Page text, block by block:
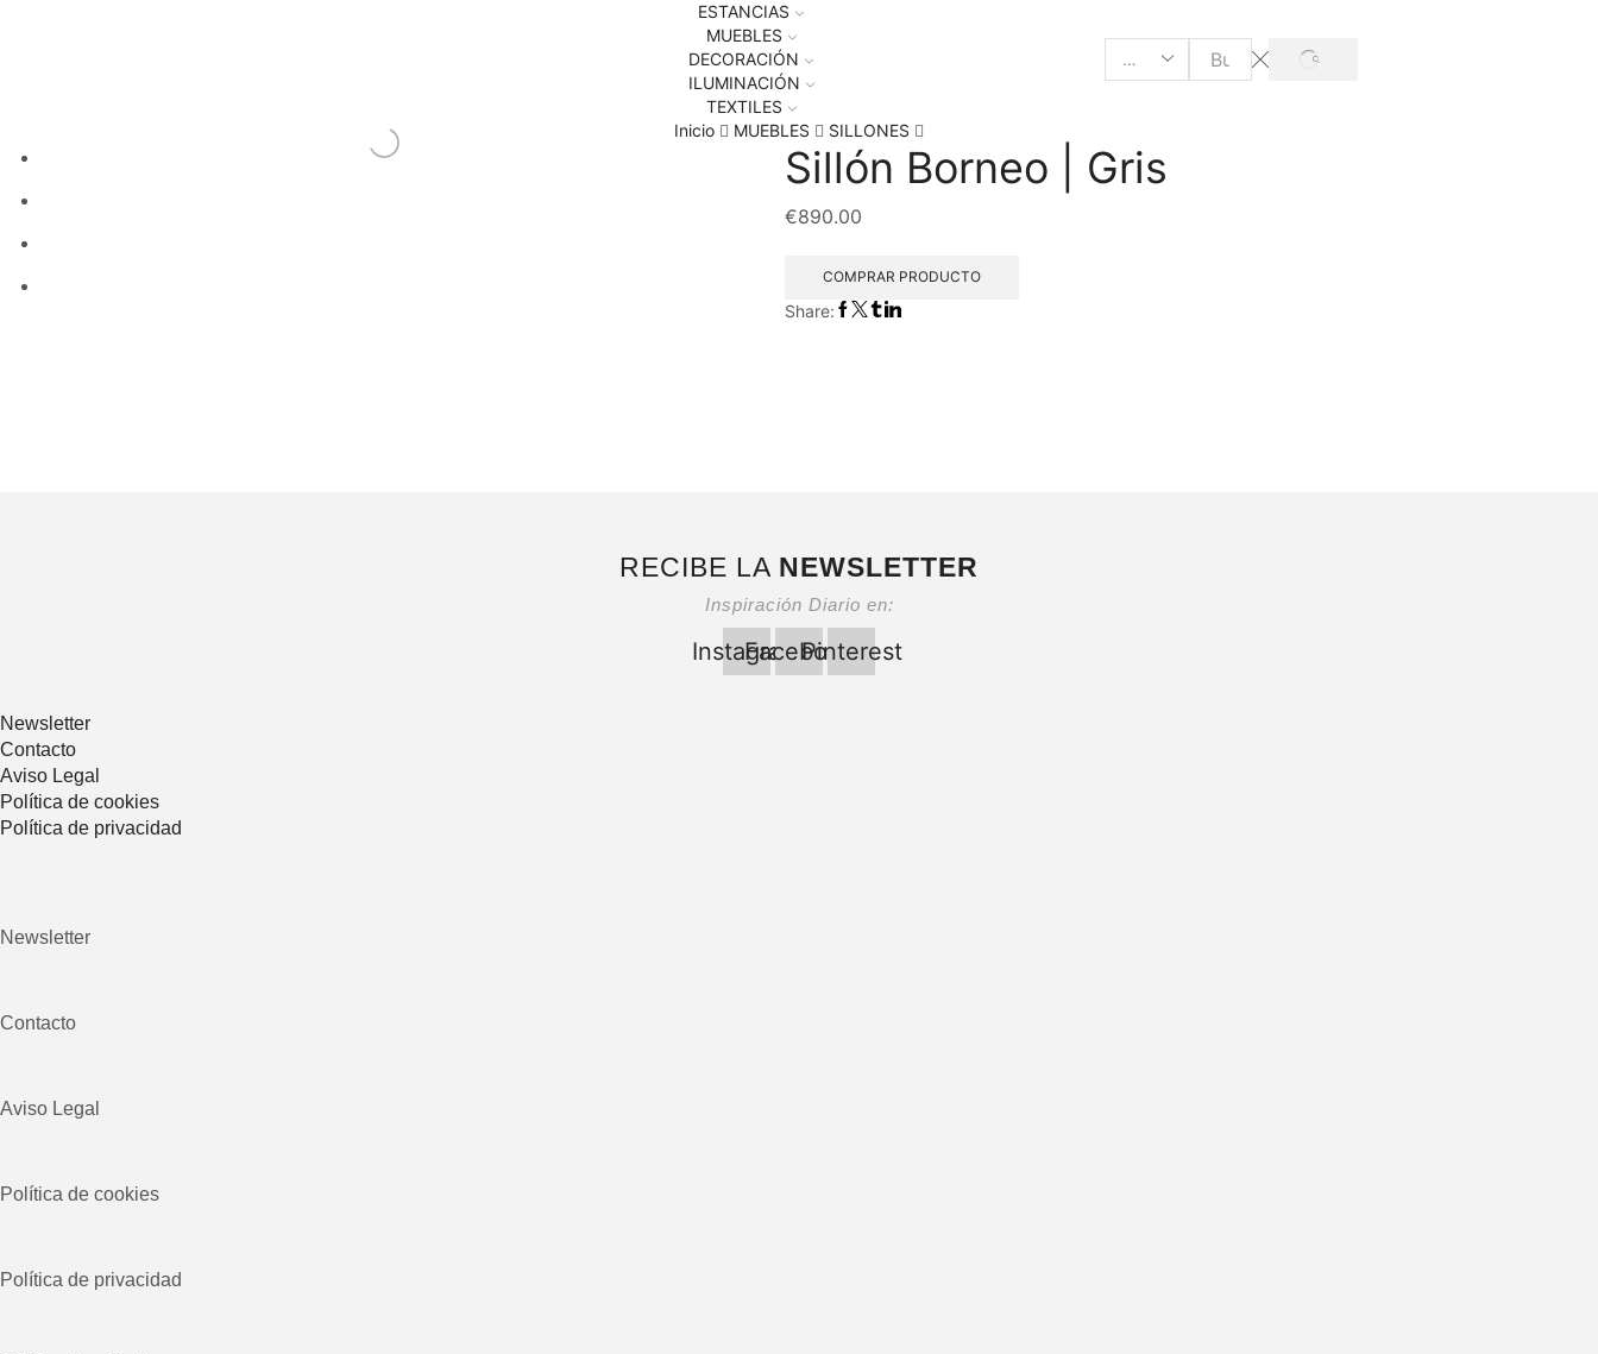
ESTANCIAS
MUEBLES
DECORACIÓN
ILUMINACIÓN
TEXTILES
Search
SEARCH
Inicio MUEBLES SILLONES
Sillón Borneo | Gris
€890.00
COMPRAR PRODUCTO
Share:
RECIBE LA NEWSLETTER
Inspiración Diario en:
Instagram
Facebook
Pinterest
Newsletter
Contacto
Aviso Legal
Política de cookies
Política de privacidad
Newsletter
Contacto
Aviso Legal
Política de cookies
Política de privacidad